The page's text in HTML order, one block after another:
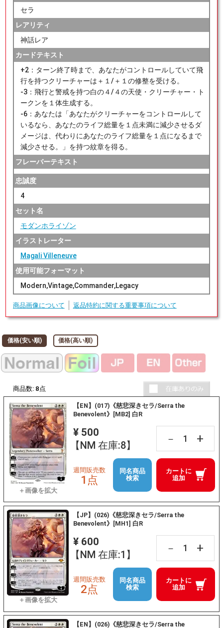
セラ
レアリティ
神話レア
カードテキスト
+2：ターン終了時まで、あなたがコントロールしていて飛
行を持つクリーチャーは＋１/＋１の修整を受ける。
-3：飛行と警戒を持つ白の４/４の天使・クリーチャー・ト
ークンを１体生成する。
-6：あなたは「あなたがクリーチャーをコントロールして
いるなら、あなたのライフ総量を１点未満に減少させるダ
メージは、代わりにあなたのライフ総量を１点になるまで
減少させる。」を持つ紋章を得る。
フレーバーテキスト
忠誠度
4
セット名
モダンホライゾン
イラストレーター
Magali Villeneuve
使用可能フォーマット
Modern,Vintage,Commander,Legacy
商品画像について 返品特約に関する重要事項について
価格(安い順) 価格(高い順)
商品数: 8 点
【EN】(017)《慈悲深きセラ/Serra the
Benevolent》[MB2] 白R
¥ 500
【NM 在庫:8】
－ +
カートに
追加
週間販売数
1点
同名商品
検索
【JP】(026)《慈悲深きセラ/Serra the
Benevolent》[MH1] 白R
¥ 600
【NM 在庫:1】
－ +
カートに
追加
週間販売数
2点
同名商品
検索
【EN】(026)《慈悲深きセラ/Serra the